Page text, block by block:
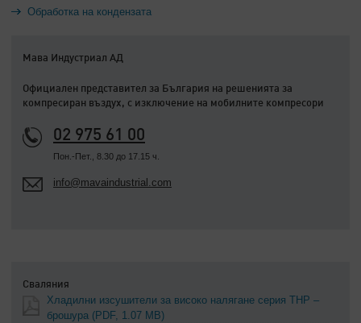
Обработка на кондензата
Мава Индустриал АД
Официален представител за България на решенията за
компресиран въздух, с изключение на мобилните компресори
02 975 61 00
Пон.-Пет., 8.30 до 17.15 ч.
info@mavaindustrial.com
Сваляния
Хладилни изсушители за високо налягане серия THP –
брошура (PDF, 1.07 MB)